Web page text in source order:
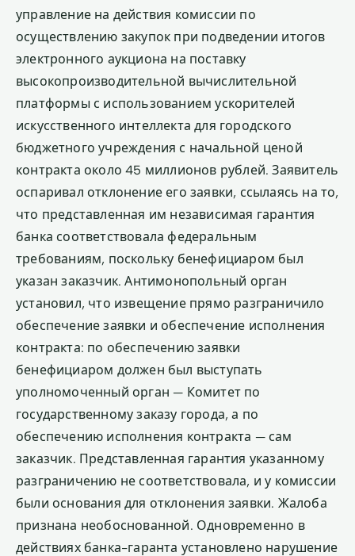
управление на действия комиссии по
осуществлению закупок при подведении итогов
электронного аукциона на поставку
высокопроизводительной вычислительной
платформы с использованием ускорителей
искусственного интеллекта для городского
бюджетного учреждения с начальной ценой
контракта около 45 миллионов рублей. Заявитель
оспаривал отклонение его заявки, ссылаясь на то,
что представленная им независимая гарантия
банка соответствовала федеральным
требованиям, поскольку бенефициаром был
указан заказчик. Антимонопольный орган
установил, что извещение прямо разграничило
обеспечение заявки и обеспечение исполнения
контракта: по обеспечению заявки
бенефициаром должен был выступать
уполномоченный орган — Комитет по
государственному заказу города, а по
обеспечению исполнения контракта — сам
заказчик. Представленная гарантия указанному
разграничению не соответствовала, и у комиссии
были основания для отклонения заявки. Жалоба
признана необоснованной. Одновременно в
действиях банка-гаранта установлено нарушение